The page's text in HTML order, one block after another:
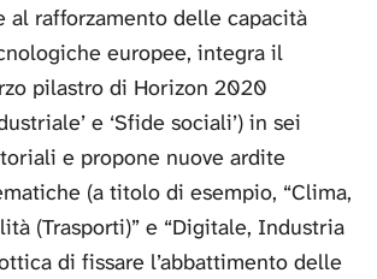
al rafforzamento delle capacità
europee, integra il
pilastro di Horizon 2020
e ‘Sfide sociali’) in sei
e propone nuove ardite
(a titolo di esempio, “Clima,
(Trasporti)” e “Digitale, Industria
di fissare l’abbattimento delle